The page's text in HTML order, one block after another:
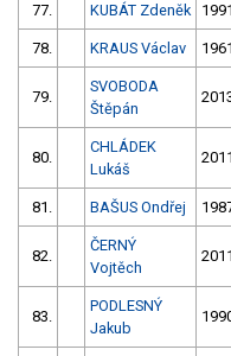
77. KUBÁT Zdeněk 1991
78. KRAUS Václav 1961
79.
SVOBODA
Štěpán
80.
CHLÁDEK
Lukáš
2011
81. BAŠUS Ondřej
82.
ČERNÝ
Vojtěch
2011
83.
PODLESNÝ
Jakub